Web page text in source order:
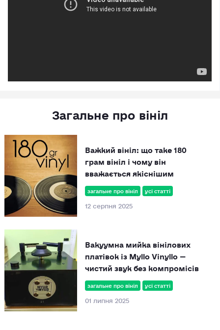
Загальне про вініл
загальне про вініл усі статті
12 серпня 2025
Важкий вініл: що таке 180
грам вініл і чому він
вважається якіснішим
загальне про вініл усі статті
01 липня 2025
Вакуумна мийка вінілових
платівок із Myllo Vinyllo —
чистий звук без компромісів